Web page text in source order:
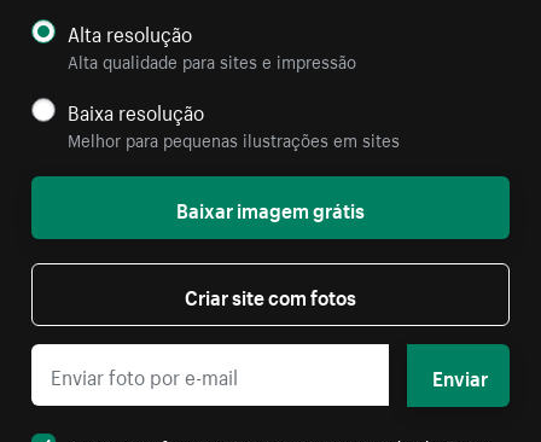
Alta resolução
Alta qualidade para sites e impressão
Baixa resolução
Melhor para pequenas ilustrações em sites
Baixar imagem grátis
Criar site com fotos
Enviar